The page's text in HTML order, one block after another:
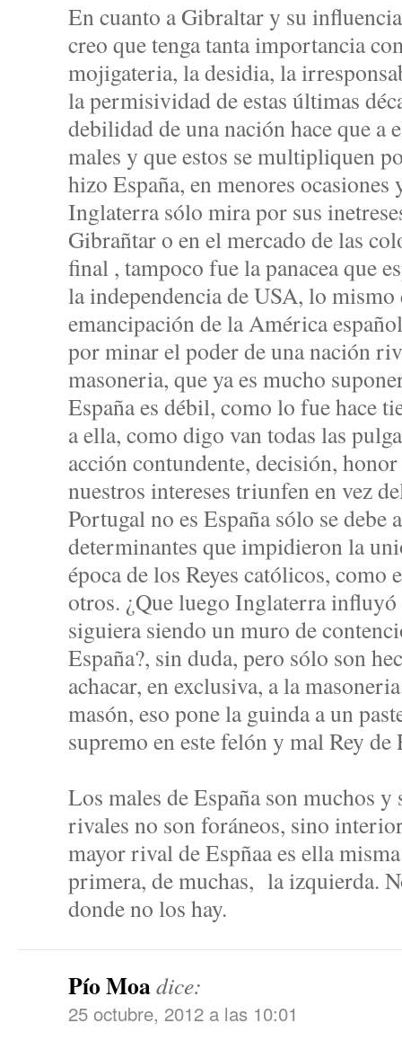
En cuanto a Gibraltar y su
creo que tenga tanta importancia
mojigateria, la desidia, la
la permisividad de estas últimas
debilidad de una nación hace que a
males y que estos se multipliquen
hizo España, en menores ocasiones
Inglaterra sólo mira por sus
Gibrañtar o en el mercado de las
final , tampoco fue la panacea que
la independencia de USA, lo
emancipación de la América
por minar el poder de una nación
masoneria, que ya es mucho
España es débil, como lo fue hace
a ella, como digo van todas las
acción contundente, decisión,
nuestros intereses triunfen en vez
Portugal no es España sólo se debe
determinantes que impidieron la
época de los Reyes católicos, como
otros. ¿Que luego Inglaterra influyó
siguiera siendo un muro de
España?, sin duda, pero sólo son
achacar, en exclusiva, a la
masón, eso pone la guinda a un
supremo en este felón y mal Rey de
Los males de España son muchos
rivales no son foráneos, sino
mayor rival de Espñaa es ella
primera, de muchas, la izquierda.
donde no los hay.
Pío Moadice:
25 octubre, 2012 a las 10:01